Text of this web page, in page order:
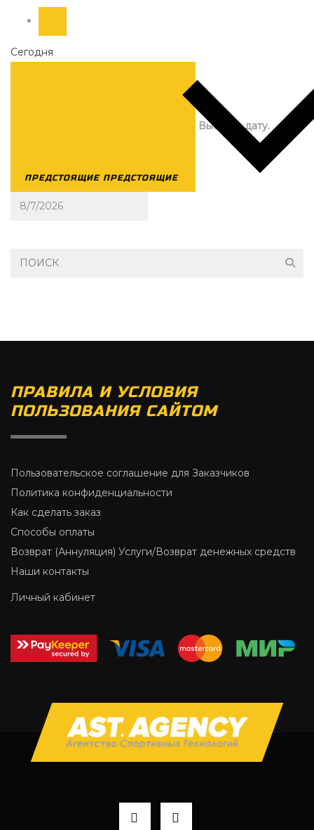
Cегодня
ПРЕДСТОЯЩИЕ ПРЕДСТОЯЩИЕ
Выбрать дату.
ПРАВИЛА И УСЛОВИЯ
ПОЛЬЗОВАНИЯ САЙТОМ
Пользовательское соглашение для Заказчиков
Политика конфиденциальности
Как сделать заказ
Способы оплаты
Возврат (Аннуляция) Услуги/Возврат денежных средств
Наши контакты
Личный кабинет